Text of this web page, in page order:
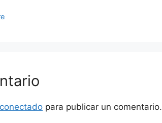
conectado para publicar un comentario.